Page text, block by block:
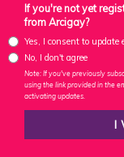
If you're not yet
from Arcigay?
Yes, I consent to update
No, I don't agree
Note: If you've previously
using the link provided in the
activating updates.